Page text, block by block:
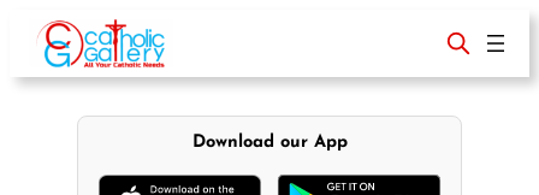
content
Download our App